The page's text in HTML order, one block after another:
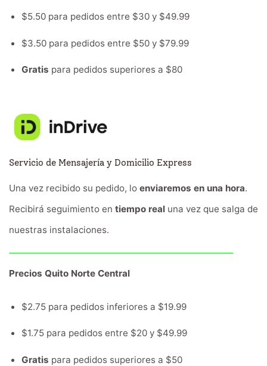
$5.50 para pedidos entre $30 y $49.99
$3.50 para pedidos entre $50 y $79.99
Gratis para pedidos superiores a $80
Servicio de Mensajería y Domicilio Express
Una vez recibido su pedido, lo enviaremos en una hora.
Recibirá seguimiento en tiempo real una vez que salga de
nuestras instalaciones.
Precios Quito Norte Central
$2.75 para pedidos inferiores a $19.99
$1.75 para pedidos entre $20 y $49.99
Gratis para pedidos superiores a $50